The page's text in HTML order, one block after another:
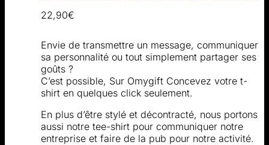
22,90€
Envie de transmettre un message, communiquer
sa personnalité ou tout simplement partager ses
goûts ?
C’est possible, Sur Omygift Concevez votre t-
shirt en quelques click seulement.
En plus d’être stylé et décontracté, nous portons
aussi notre tee-shirt pour communiquer notre
entreprise et faire de la pub pour notre activité.